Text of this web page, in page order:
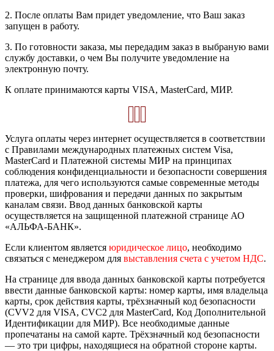
2. После оплаты Вам придет уведомление, что Ваш заказ
запущен в работу.
3. По готовности заказа, мы передадим заказ в выбраную вами
службу доставки, о чем Вы получите уведомление на
электронную почту.
К оплате принимаются карты VISA, MasterCard, МИР.
Услуга оплаты через интернет осуществляется в соответствии
с Правилами международных платежных систем Visa,
MasterCard и Платежной системы МИР на принципах
соблюдения конфиденциальности и безопасности совершения
платежа, для чего используются самые современные методы
проверки, шифрования и передачи данных по закрытым
каналам связи. Ввод данных банковской карты
осуществляется на защищенной платежной странице АО
«АЛЬФА-БАНК».
Если клиентом является юридическое лицо, необходимо
связаться с менеджером для выставления счета с учетом НДС.
На странице для ввода данных банковской карты потребуется
ввести данные банковской карты: номер карты, имя владельца
карты, срок действия карты, трёхзначный код безопасности
(CVV2 для VISA, CVC2 для MasterCard, Код Дополнительной
Идентификации для МИР). Все необходимые данные
пропечатаны на самой карте. Трёхзначный код безопасности
— это три цифры, находящиеся на обратной стороне карты.